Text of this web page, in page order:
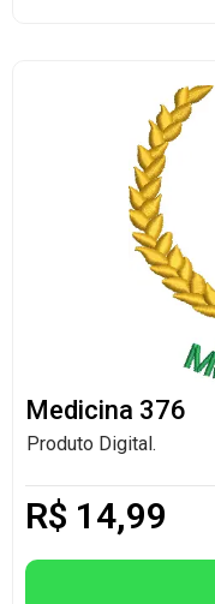
Medicina 376
Produto Digital.
R$ 14,99